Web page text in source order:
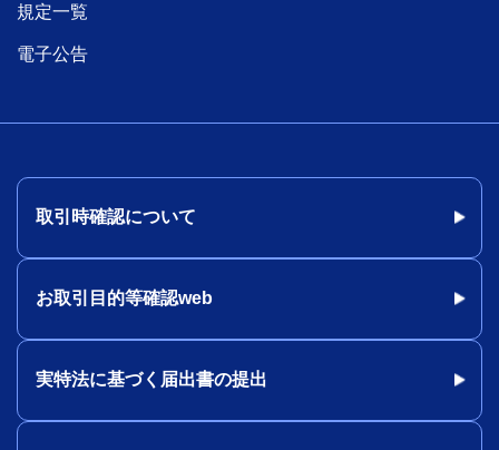
規定一覧
電子公告
取引時確認について
お取引目的等確認web
実特法に基づく届出書の提出